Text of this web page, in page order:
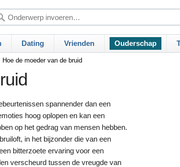
Dating Vrienden Ouderschap
Hoe de moeder van de bruid
spannender dan een
hoog oplopen en kan een
op het gedrag van mensen hebben.
in het bijzonder die van een
bitterzoete ervaring voor een
verscheurd tussen de vreugde van